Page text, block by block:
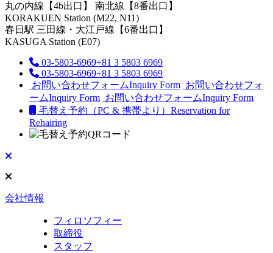
丸の内線【4b出口】 南北線【8番出口】
KORAKUEN Station (M22, N11)
春日駅 三田線・大江戸線【6番出口】
KASUGA Station (E07)
03-5803-6969+81 3 5803 6969
03-5803-6969+81 3 5803 6969
お問い合わせフォームInquiry Form お問い合わせフォ
ームInquiry Form お問い合わせフォームInquiry Form
毛替え予約（PC & 携帯より） Reservation for
Rehairing
会社情報
フィロソフィー
取締役
スタッフ